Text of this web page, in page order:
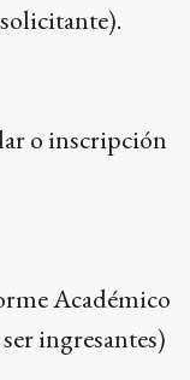
o inscripción
Académico
ingresantes)